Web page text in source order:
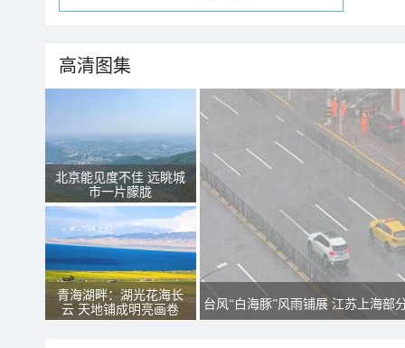
高清图集
北京能见度不佳 远眺城
市一片朦胧
青海湖畔：湖光花海长
云 天地铺成明亮画卷
台风“白海豚”风雨铺展 江苏上海部